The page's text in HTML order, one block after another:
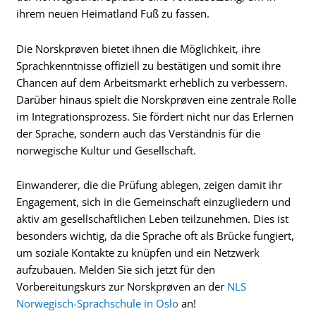
ihrem neuen Heimatland Fuß zu fassen.
Die Norskprøven bietet ihnen die Möglichkeit, ihre
Sprachkenntnisse offiziell zu bestätigen und somit ihre
Chancen auf dem Arbeitsmarkt erheblich zu verbessern.
Darüber hinaus spielt die Norskprøven eine zentrale Rolle
im Integrationsprozess. Sie fördert nicht nur das Erlernen
der Sprache, sondern auch das Verständnis für die
norwegische Kultur und Gesellschaft.
Einwanderer, die die Prüfung ablegen, zeigen damit ihr
Engagement, sich in die Gemeinschaft einzugliedern und
aktiv am gesellschaftlichen Leben teilzunehmen. Dies ist
besonders wichtig, da die Sprache oft als Brücke fungiert,
um soziale Kontakte zu knüpfen und ein Netzwerk
aufzubauen. Melden Sie sich jetzt für den
Vorbereitungskurs zur Norskprøven an der NLS
Norwegisch-Sprachschule in Oslo an!